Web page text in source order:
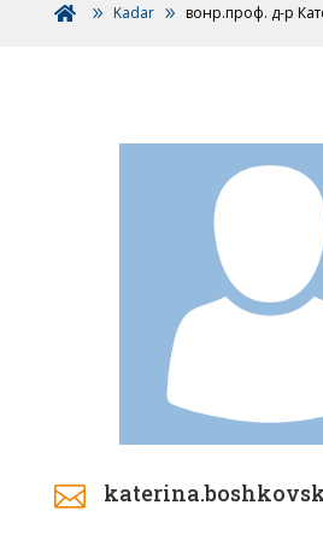
 Kadar вонр.проф. д-р
